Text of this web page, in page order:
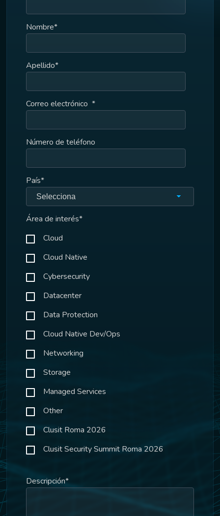
Nombre*
Apellido*
Correo electrónico *
Número de teléfono
País*
Área de interés*
Cloud
Cloud Native
Cybersecurity
Datacenter
Data Protection
Cloud Native Dev/Ops
Networking
Storage
Managed Services
Other
Clusit Roma 2026
Clusit Security Summit Roma 2026
Descripción*